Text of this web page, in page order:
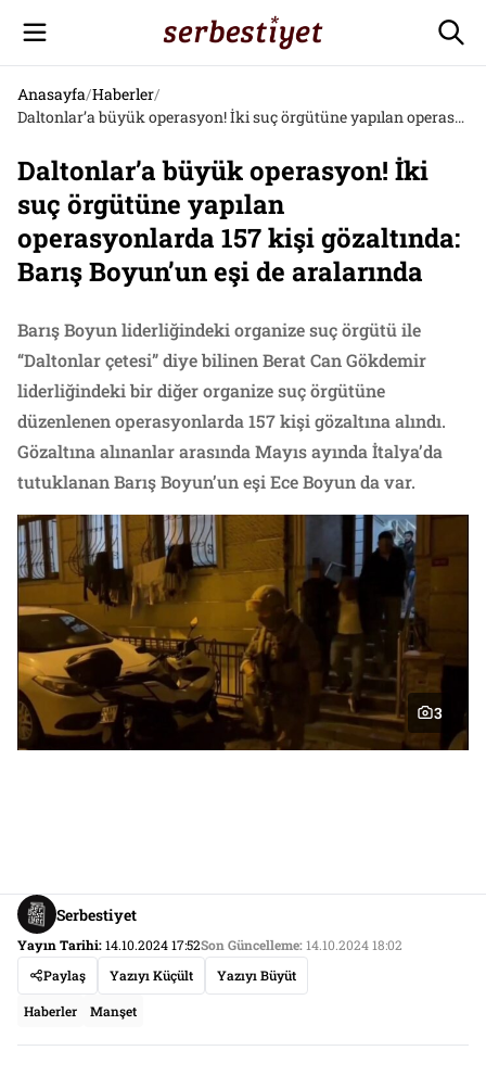
Anasayfa/Haberler/
Daltonlar’a büyük operasyon! İki suç örgütüne yapılan operasyonlarda 157 kişi gözaltında: Barış Boyun’un eşi de aralarında
Daltonlar’a büyük operasyon! İki
suç örgütüne yapılan
operasyonlarda 157 kişi gözaltında:
Barış Boyun’un eşi de aralarında
Barış Boyun liderliğindeki organize suç örgütü ile
“Daltonlar çetesi” diye bilinen Berat Can Gökdemir
liderliğindeki bir diğer organize suç örgütüne
düzenlenen operasyonlarda 157 kişi gözaltına alındı.
Gözaltına alınanlar arasında Mayıs ayında İtalya’da
tutuklanan Barış Boyun’un eşi Ece Boyun da var.
3
Serbestiyet
Yayın Tarihi:14.10.2024 17:52Son Güncelleme:14.10.2024 18:02
Paylaş
Yazıyı Küçült Yazıyı Büyüt
Haberler Manşet